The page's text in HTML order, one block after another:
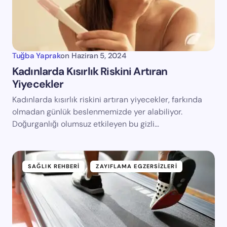
Tuğba Yaprakon Haziran 5, 2024
Kadınlarda Kısırlık Riskini Artıran
Yiyecekler
Kadınlarda kısırlık riskini artıran yiyecekler, farkında
olmadan günlük beslenmemizde yer alabiliyor.
Doğurganlığı olumsuz etkileyen bu gizli…
SAĞLIK REHBERI ZAYIFLAMA EGZERSIZLERI